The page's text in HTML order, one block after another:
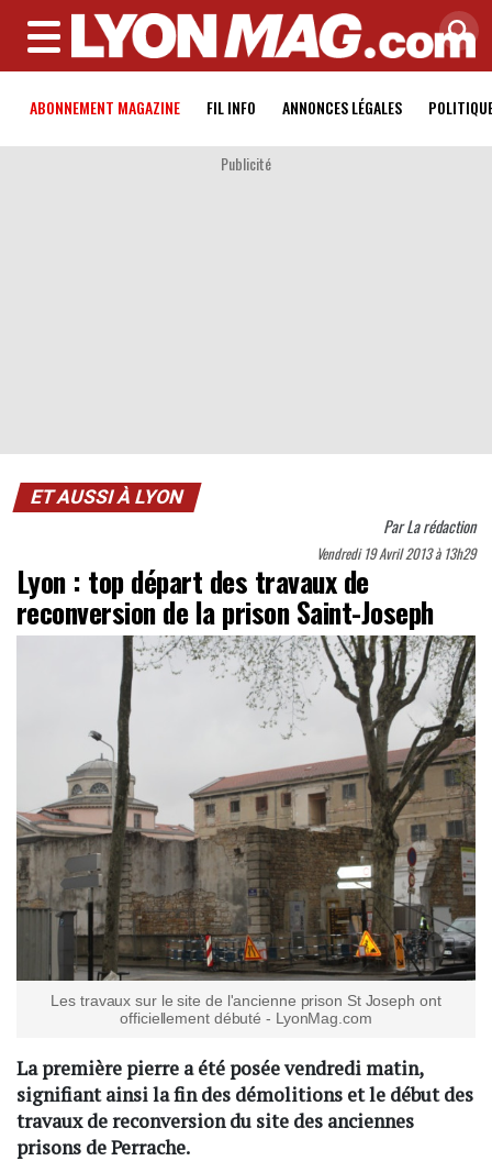
MENU
ABONNEMENT MAGAZINE FIL INFO ANNONCES LÉGALES
Publicité
ET AUSSI À LYON
ParLa rédaction
Vendredi 19 Avril 2013 à 13h29
Lyon : top départ des travaux de
reconversion de la prison Saint-Joseph
Les travaux sur le site de l'ancienne prison St Joseph ont
officiellement débuté - LyonMag.com
La première pierre a été posée vendredi matin,
signifiant ainsi la fin des démolitions et le début des
travaux de reconversion du site des anciennes
prisons de Perrache.